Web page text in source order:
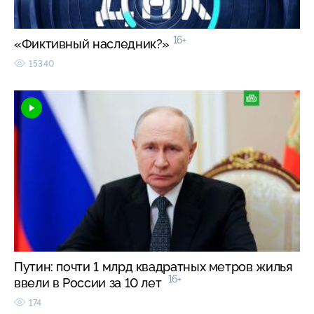
«Фиктивный наследник?» 16+
15340
Путин: почти 1 млрд квадратных метров жилья
ввели в России за 10 лет 16+
174